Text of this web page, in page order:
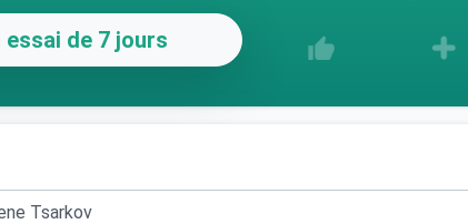
essai de 7 jours
Tsarkov